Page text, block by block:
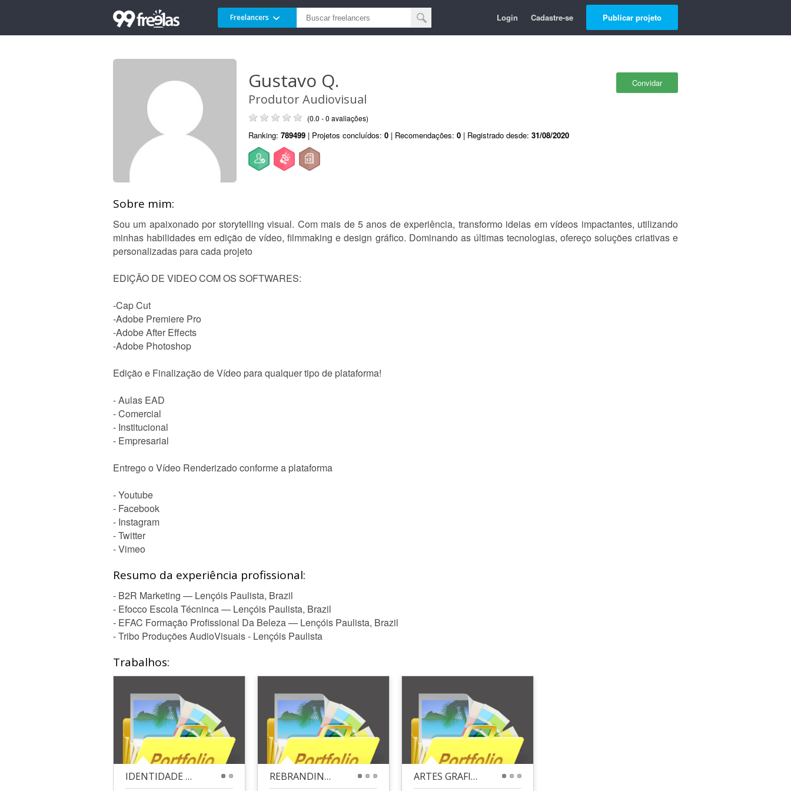
Freelancers Login Cadastre-se Publicar projeto
Convidar
Gustavo Q.
Produtor Audiovisual
(0.0 - 0 avaliações)
Ranking: 789499 | Projetos concluídos: 0 | Recomendações: 0 | Registrado desde: 31/08/2020
Sobre mim:
Sou um apaixonado por storytelling visual. Com mais de 5 anos de experiência, transformo ideias em vídeos impactantes, utilizando
minhas habilidades em edição de vídeo, filmmaking e design gráfico. Dominando as últimas tecnologias, ofereço soluções criativas e
personalizadas para cada projeto
EDIÇÃO DE VIDEO COM OS SOFTWARES:
-Cap Cut
-Adobe Premiere Pro
-Adobe After Effects
-Adobe Photoshop
Edição e Finalização de Vídeo para qualquer tipo de plataforma!
- Aulas EAD
- Comercial
- Institucional
- Empresarial
Entrego o Vídeo Renderizado conforme a plataforma
- Youtube
- Facebook
- Instagram
- Twitter
- Vimeo
Resumo da experiência profissional:
- B2R Marketing — Lençóis Paulista, Brazil
- Efocco Escola Técninca — Lençóis Paulista, Brazil
- EFAC Formação Profissional Da Beleza — Lençóis Paulista, Brazil
- Tribo Produções AudioVisuais - Lençóis Paulista
Trabalhos:
IDENTIDADE VISUAL - CLIENTE VITORIA GALLI NUTRI REBRANDING CANAL NO YOUTUBE ARTES GRAFICAS PARA CLIENTE DE LANCHONETE